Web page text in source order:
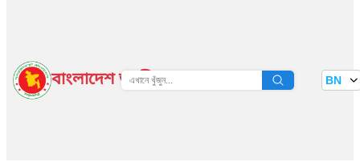
বাংলাদেশ জাতীয় তথ্য বাতায়ন BN